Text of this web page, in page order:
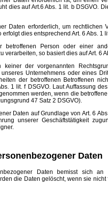
dies auf Art.6 Abs. 1 lit. b DSGVO.
Daten erforderlich, um rechtlichen
dies entsprechend Art. 6 Abs. 1
betroffenen Person oder einer
so basiert dies auf Art. 6
keiner der vorgenannten
Unternehmens oder eines
der betroffenen Betroffenen
1 lit. f DSGVO. Laut Auffassung
werden, wenn die
47 Satz 2 DSGVO).
Daten auf Grundlage von Art. 6
unserer Geschäftstätigkeit
Daten
Daten bemisst sich an
die Daten gelöscht, wenn sie